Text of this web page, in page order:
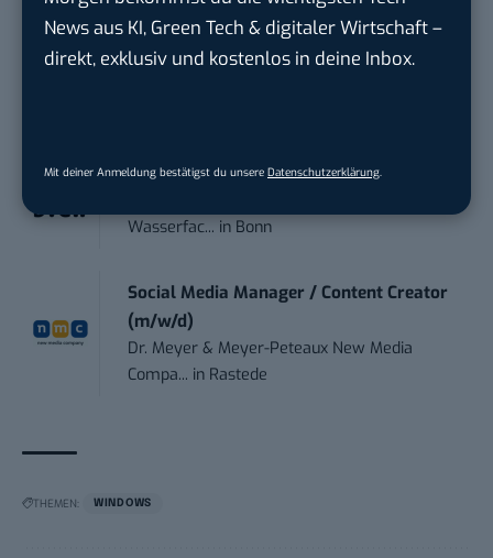
News aus KI, Green Tech & digitaler Wirtschaft –
direkt, exklusiv und kostenlos in deine Inbox.
Mit deiner Anmeldung bestätigst du unsere Datenschutzerklärung.
Instaffo GmbH inKarlsruhe
Referent (m/w/d) Technik & Netzwerke
Wasserfac... in Bonn
Social Media Manager / Content Creator
(m/w/d)
Dr. Meyer & Meyer-Peteaux New Media
Compa... in Rastede
THEMEN: WINDOWS